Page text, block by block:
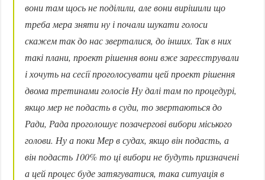
вони там щось не поділили, але вони вирішили що
треба мера зняти ну і почали шукати голоси
скажем так до нас зверталися, до інших. Так в них
такі плани, проект рішення вони вже зареєстрували
і хочуть на сесії проголосувати цей проект рішення
двома третинами голосів Ну далі там по процедурі,
якщо мер не подасть в суди, то звертаються до
Ради, Рада проголошує позачергові вибори міського
голови. Ну а поки Мер в судах, якщо він подасть, а
він подасть 100% то ці вибори не будуть призначені
а цей процес буде затягуватися, така ситуація в